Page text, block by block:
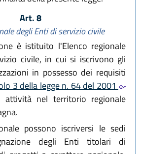
Art. 8
degli Enti di servizio civile
è istituito l'Elenco regionale
civile, in cui si iscrivono gli
in possesso dei requisiti
3 della legge n. 64 del 2001
attività nel territorio regionale
possono iscriversi le sedi
degli Enti titolari di